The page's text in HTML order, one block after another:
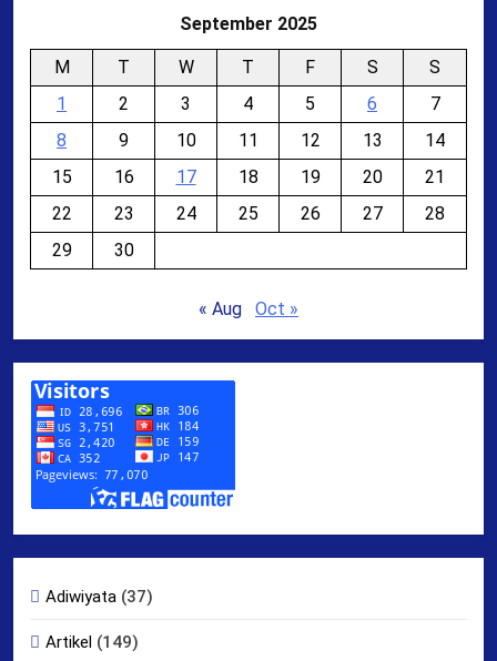
September 2025
M T W T F S
S
1
2 3 4 5 6
7
8
9 10 11 12 13
14
15
16 17 18 19 20
21
22
23 24 25 26 27
28
29
30
« Aug Oct »
Adiwiyata (37)
Artikel (149)